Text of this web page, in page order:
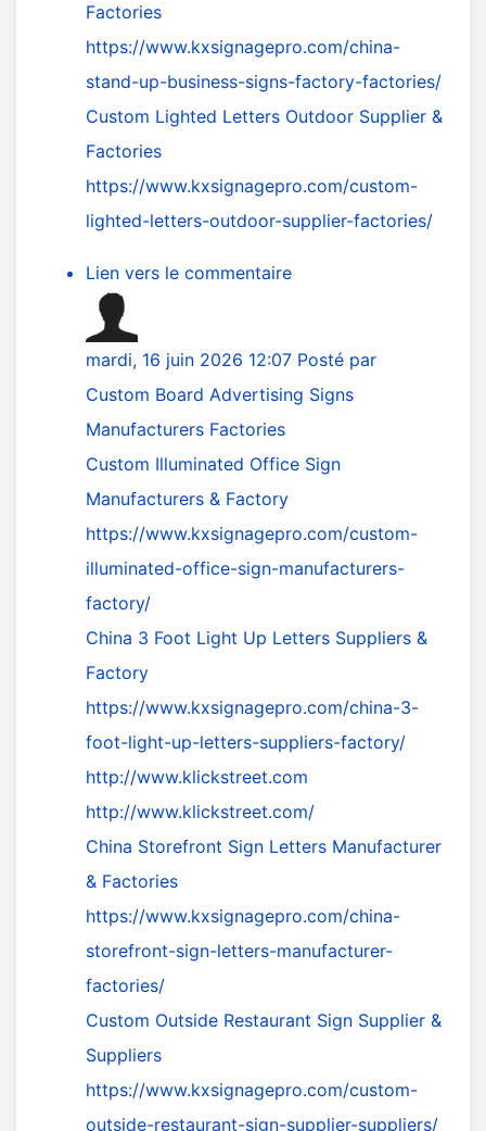
Factories
https://www.kxsignagepro.com/china-
stand-up-business-signs-factory-factories/
Custom Lighted Letters Outdoor Supplier &
Factories
https://www.kxsignagepro.com/custom-
lighted-letters-outdoor-supplier-factories/
Lien vers le commentaire
mardi, 16 juin 2026 12:07 Posté par
Custom Board Advertising Signs
Manufacturers Factories
Custom Illuminated Office Sign
Manufacturers & Factory
https://www.kxsignagepro.com/custom-
illuminated-office-sign-manufacturers-
factory/
China 3 Foot Light Up Letters Suppliers &
Factory
https://www.kxsignagepro.com/china-3-
foot-light-up-letters-suppliers-factory/
http://www.klickstreet.com
http://www.klickstreet.com/
China Storefront Sign Letters Manufacturer
& Factories
https://www.kxsignagepro.com/china-
storefront-sign-letters-manufacturer-
factories/
Custom Outside Restaurant Sign Supplier &
Suppliers
https://www.kxsignagepro.com/custom-
outside-restaurant-sign-supplier-suppliers/